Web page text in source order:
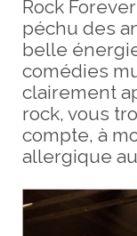
Rock
péchu des
belle
comédies
clairement
rock, vous
compte, à
allergique